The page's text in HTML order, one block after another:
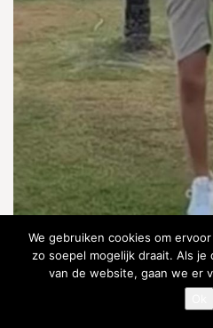
We gebruiken cookies om
zo soepel mogelijk draait. Als
van de website, gaan we er